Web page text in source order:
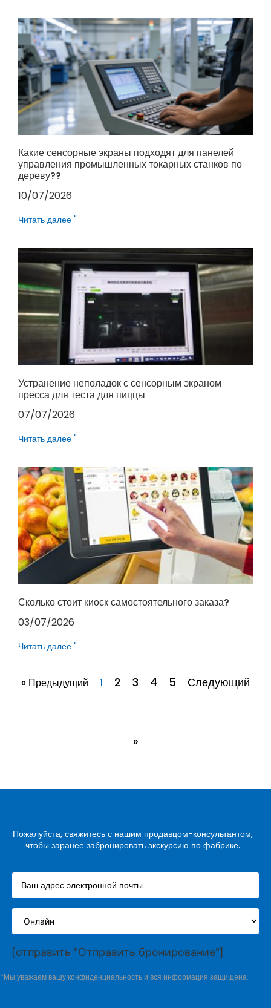
Какие сенсорные экраны подходят для панелей
управления промышленных токарных станков по
дереву??
10/07/2026
Читать далее "
Устранение неполадок с сенсорным экраном
пресса для теста для пиццы
07/07/2026
Читать далее "
Сколько стоит киоск самостоятельного заказа?
03/07/2026
Читать далее "
« Предыдущий 1 2 3 4 5 Следующий
»
Пожалуйста, свяжитесь с нашим продавцом-консультантом,
чтобы заранее забронировать экскурсию по фабрике.
[отправить "Отправить бронирование"]
*Мы уважаем вашу конфиденциальность и вся информация защищена.